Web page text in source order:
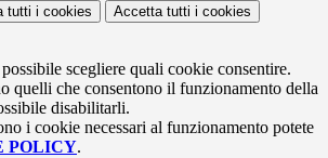
tutti i cookies Accetta tutti i cookies
scegliere quali cookie consentire.
quelli che consentono il funzionamento della
disabilitarli.
i cookie necessari al funzionamento potete
POLICY.